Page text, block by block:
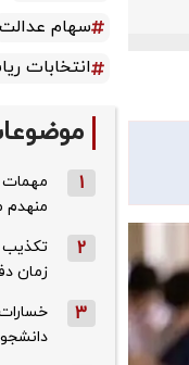
سهام عدالت
انتخابات
1
مهمات
2
تکذیب
زمان دفاع
3